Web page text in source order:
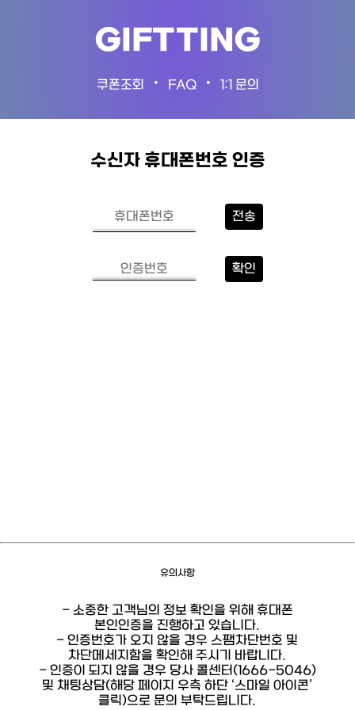
GIFTTING
쿠폰조회 • FAQ • 1:1 문의
수신자 휴대폰번호 인증
전송
확인
유의사항
- 소중한 고객님의 정보 확인을 위해 휴대폰
본인인증을 진행하고 있습니다.
- 인증번호가 오지 않을 경우 스팸차단번호 및
차단메세지함을 확인해 주시기 바랍니다.
- 인증이 되지 않을 경우 당사 콜센터(1666-5046)
및 채팅상담(해당 페이지 우측 하단 ‘스마일 아이콘’
클릭)으로 문의 부탁드립니다.